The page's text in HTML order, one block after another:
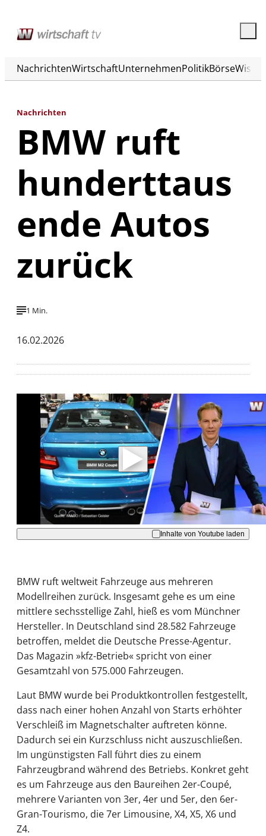
NachrichtenWirtschaftUnternehmenPolitikBörse
Nachrichten
BMW ruft
hunderttaus
ende Autos
zurück
1 Min.
16.02.2026
Mit der Wiedergabe dieses Videos werden
Daten an Youtube übertragen.
Hinweise dazu erhalten Sie in derDatenschutzerklärung
Akzeptieren
Inhalte von Youtube laden
BMW ruft weltweit Fahrzeuge aus mehreren
Modellreihen zurück. Insgesamt gehe es um eine
mittlere sechsstellige Zahl, hieß es vom Münchner
Hersteller. In Deutschland sind 28.582 Fahrzeuge
betroffen, meldet die Deutsche Presse-Agentur.
Das Magazin »kfz-Betrieb« spricht von einer
Gesamtzahl von 575.000 Fahrzeugen.
Laut BMW wurde bei Produktkontrollen festgestellt,
dass nach einer hohen Anzahl von Starts erhöhter
Verschleiß im Magnetschalter auftreten könne.
Dadurch sei ein Kurzschluss nicht auszuschließen.
Im ungünstigsten Fall führt dies zu einem
Fahrzeugbrand während des Betriebs. Konkret geht
es um Fahrzeuge aus den Baureihen 2er-Coupé,
mehrere Varianten von 3er, 4er und 5er, den 6er-
Gran-Tourismo, die 7er Limousine, X4, X5, X6 und
Z4.